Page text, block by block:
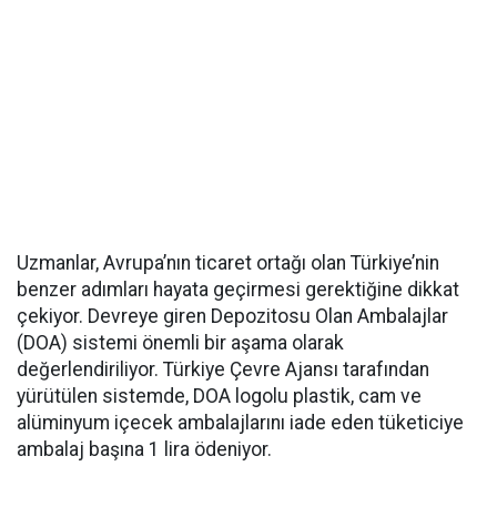
Uzmanlar, Avrupa’nın ticaret ortağı olan Türkiye’nin
benzer adımları hayata geçirmesi gerektiğine dikkat
çekiyor. Devreye giren Depozitosu Olan Ambalajlar
(DOA) sistemi önemli bir aşama olarak
değerlendiriliyor. Türkiye Çevre Ajansı tarafından
yürütülen sistemde, DOA logolu plastik, cam ve
alüminyum içecek ambalajlarını iade eden tüketiciye
ambalaj başına 1 lira ödeniyor.